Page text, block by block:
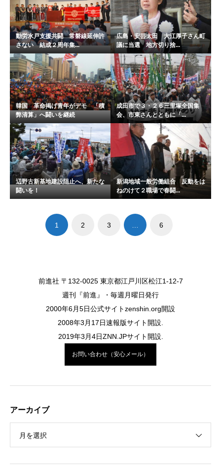
動労水戸支援共闘 常磐線延伸許
さない 結成２周年集...
広島・安芸太田 大江厚子さん町
議に当選 地方切り捨...
韓国 革命掲げ青年がデモ 「積
弊清算」へ闘いを継続
成田市で３・２６三里塚全国集
会、市東さんとともに「...
辺野古新基地建設阻止へ、新たな
闘いを！
新潟地域一般労働組合 反動をは
ねのけて２職場で春闘...
1 2 3 6
前進社 〒132-0025 東京都江戸川区松江1-12-7
週刊『前進』・毎週月曜日発行
2000年6月5日公式サイトzenshin.org開設
2008年3月17日速報版サイト開設.
2019年3月4日ZNN.JPサイト開設.
お問い合わせ（安心メール）
アーカイブ
月を選択